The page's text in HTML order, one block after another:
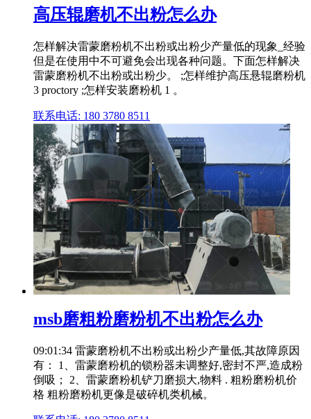
高压辊磨机不出粉怎么办
怎样解决雷蒙磨粉机不出粉或出粉少产量低的现象_经验
但是在使用中不可避免会出现各种问题。下面怎样解决
雷蒙磨粉机不出粉或出粉少。 ;怎样维护高压悬辊磨粉机
3 proctory ;怎样安装磨粉机 1 。
联系电话: 180 3780 8511
msb磨粗粉磨粉机不出粉怎么办
09:01:34 雷蒙磨粉机不出粉或出粉少产量低,其故障原因
有： 1、雷蒙磨粉机的锁粉器未调整好,密封不严,造成粉
倒吸； 2、雷蒙磨粉机铲刀磨损大,物料 . 粗粉磨粉机价
格 粗粉磨粉机更像是破碎机类机械。